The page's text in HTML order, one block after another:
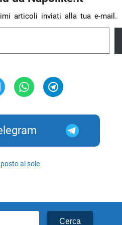
articoli inviati alla tua e-mail.
posto al sole